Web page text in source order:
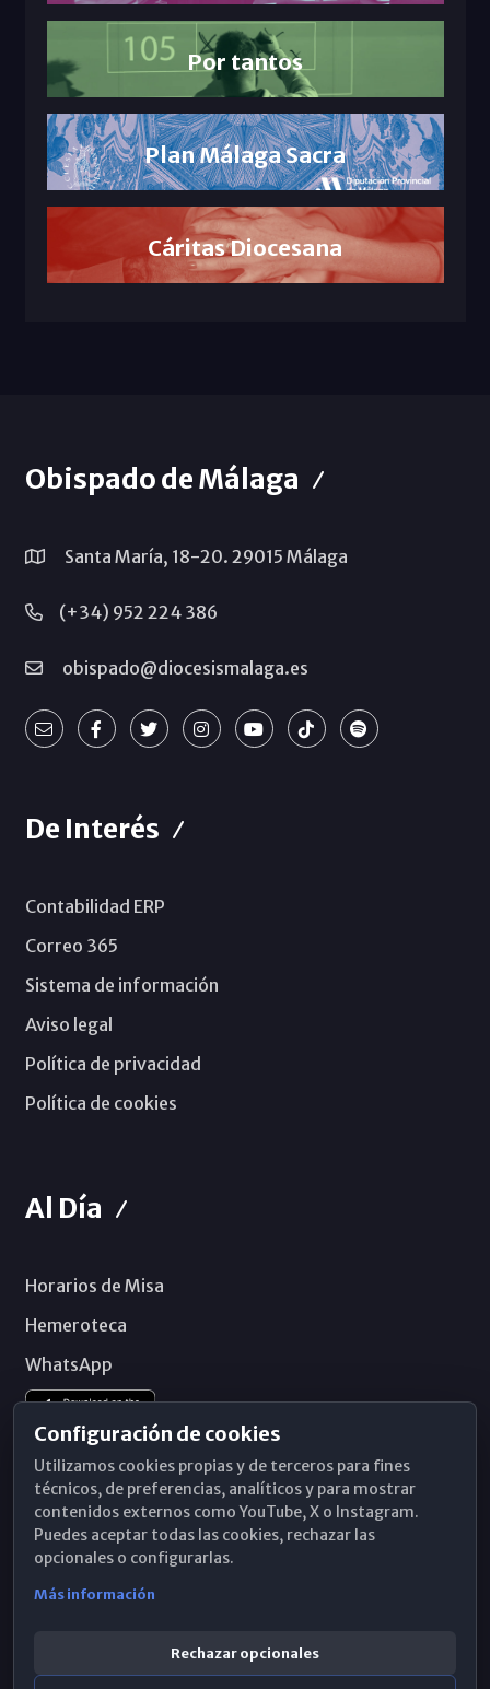
Por tantos
Plan Málaga Sacra
Cáritas Diocesana
Obispado de Málaga
Santa María, 18-20. 29015 Málaga
(+34) 952 224 386
obispado@diocesismalaga.es
De Interés
Contabilidad ERP
Correo 365
Sistema de información
Aviso legal
Política de privacidad
Política de cookies
Al Día
Horarios de Misa
Hemeroteca
WhatsApp
Configuración de cookies
Utilizamos cookies propias y de terceros para fines
técnicos, de preferencias, analíticos y para mostrar
contenidos externos como YouTube, X o Instagram.
Puedes aceptar todas las cookies, rechazar las
opcionales o configurarlas.
Más información
Rechazar opcionales